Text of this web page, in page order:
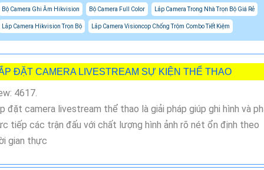
Bộ Camera Ghi Âm Hikvision Bộ Camera Full Color Lắp Camera Trong Nhà Trọn Bộ Giá Rẻ
Lắp Camera Hikvision Trọn Bộ Lắp Camera Visioncop Chống Trộm Combo Tiết Kiệm
ĐẶT CAMERA LIVESTREAM SỰ KIỆN THỂ THAO
4617.
đặt camera livestream thể thao là giải pháp giúp ghi hình và
tiếp các trận đấu với chất lượng hình ảnh rõ nét ổn định theo
gian thực